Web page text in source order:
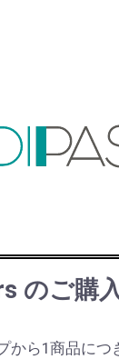
のご購
ら1商品につ